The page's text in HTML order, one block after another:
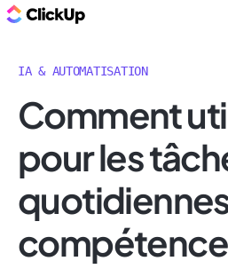
IA & AUTOMATISATION
Comment
pour les